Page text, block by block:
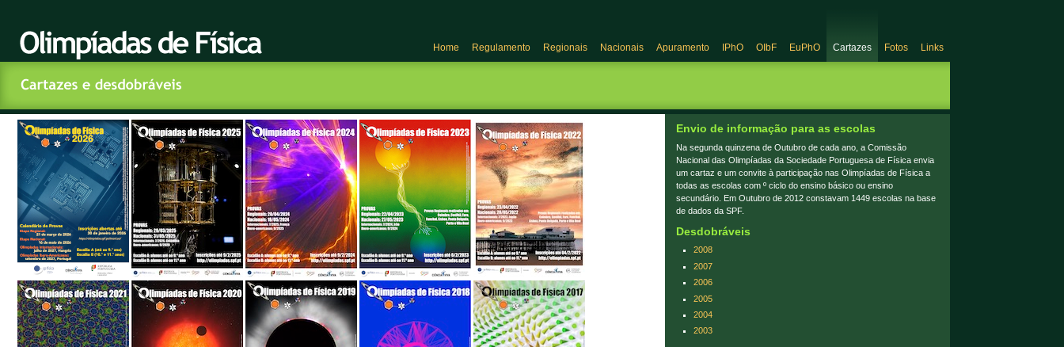
Home Regulamento Regionais Nacionais Apuramento IPhO OIbF EuPhO Cartazes Fotos Links
Envio de informação para as escolas
Na segunda quinzena de Outubro de cada ano, a Comissão
Nacional das Olimpíadas da Sociedade Portuguesa de Física envia
um cartaz e um convite à participação nas Olimpíadas de Física a
todas as escolas com º ciclo do ensino básico ou ensino
secundário. Em Outubro de 2012 constavam 1449 escolas na base
de dados da SPF.
Desdobráveis
2008
2007
2006
2005
2004
2003